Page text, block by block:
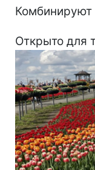
Комбинируют
Открыто для